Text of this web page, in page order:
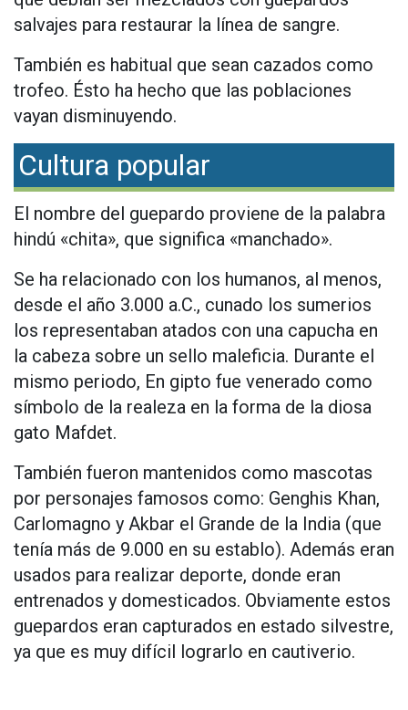
salvajes para restaurar la línea de sangre.
También es habitual que sean cazados como
trofeo. Ésto ha hecho que las poblaciones
vayan disminuyendo.
Cultura popular
El nombre del guepardo proviene de la palabra
hindú «chita», que significa «manchado».
Se ha relacionado con los humanos, al menos,
desde el año 3.000 a.C., cunado los sumerios
los representaban atados con una capucha en
la cabeza sobre un sello maleficia. Durante el
mismo periodo, En gipto fue venerado como
símbolo de la realeza en la forma de la diosa
gato Mafdet.
También fueron mantenidos como mascotas
por personajes famosos como: Genghis Khan,
Carlomagno y Akbar el Grande de la India (que
tenía más de 9.000 en su establo). Además eran
usados para realizar deporte, donde eran
entrenados y domesticados. Obviamente estos
guepardos eran capturados en estado silvestre,
ya que es muy difícil lograrlo en cautiverio.